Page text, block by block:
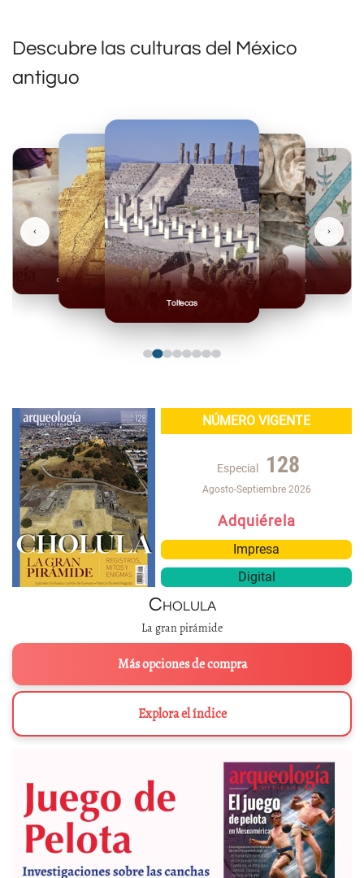
Descubre las culturas del México
antiguo
Toltecas
Mexicas
Olmecas
‹ ›
NÚMERO VIGENTE
Especial 128
Agosto-Septiembre 2026
Adquiérela
Impresa
Digital
Cholula
La gran pirámide
Más opciones de compra
Explora el índice